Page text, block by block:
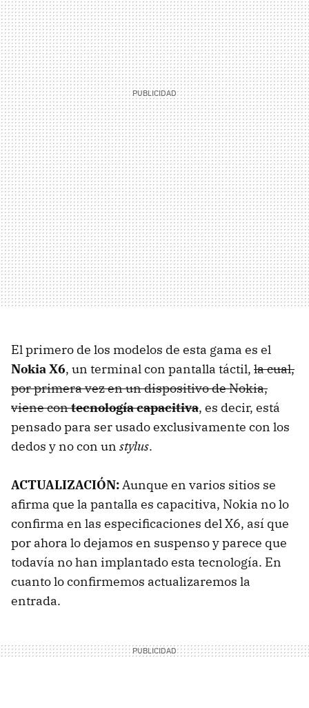
El primero de los modelos de esta gama es el
Nokia X6, un terminal con pantalla táctil, la cual,
por primera vez en un dispositivo de Nokia,
viene contecnología capacitiva, es decir, está
pensado para ser usado exclusivamente con los
dedos y no con un stylus.
ACTUALIZACIÓN:Aunque en varios sitios se
afirma que la pantalla es capacitiva, Nokia no lo
confirma en las especificaciones del X6, así que
por ahora lo dejamos en suspenso y parece que
todavía no han implantado esta tecnología. En
cuanto lo confirmemos actualizaremos la
entrada.